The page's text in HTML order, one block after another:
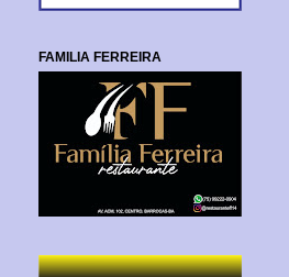
FAMILIA FERREIRA